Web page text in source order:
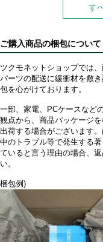
しにくいので、他社の上
なっているとなお良いと
ファンの音は非常に静かで
使ってみての感想はこれ
す
ご購入商品の梱包について
ツクモネットショップでは
パーツの配送に緩衝材を敷
包を心がけております。
一部、家電、PCケースなど
観点から、商品パッケージ
出荷する場合がございます
中のトラブル等で発生する
ていると言う理由の場合、
い。
梱包例)